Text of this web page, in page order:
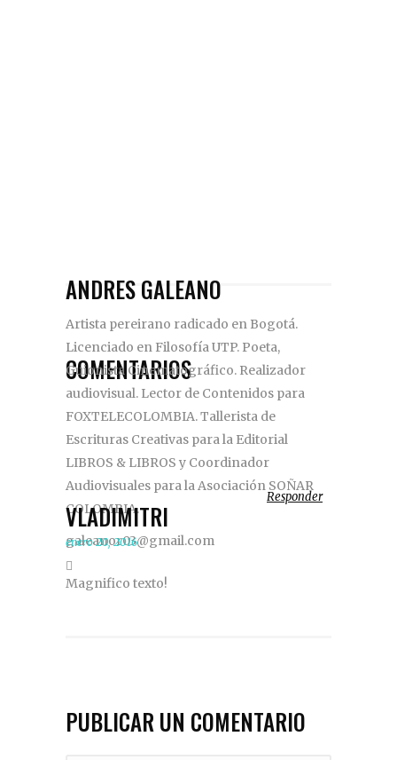
ANDRES GALEANO
Artista pereirano radicado en Bogotá.
Licenciado en Filosofía UTP. Poeta,
Guionista Cinematográfico. Realizador
audiovisual. Lector de Contenidos para
FOXTELECOLOMBIA. Tallerista de
Escrituras Creativas para la Editorial
LIBROS & LIBROS y Coordinador
Audiovisuales para la Asociación SOÑAR
COLOMBIA.
galeanor03@gmail.com
COMENTARIOS
VLADIMITRI
enero 20, 2016
Responder
Magnifico texto!
PUBLICAR UN COMENTARIO